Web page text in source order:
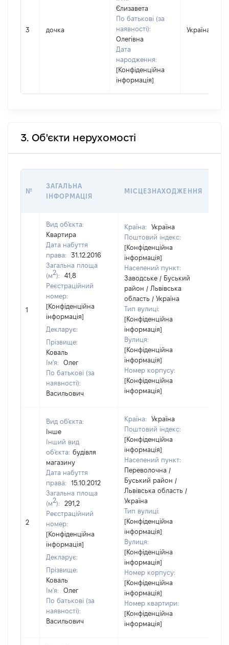
3 дочка
Єлизавета
По батькові (за
наявності):
Олегівна
Дата
народження:
[Конфіденційна
інформація]
Україна
3. Об'єкти нерухомості
№
ЗАГАЛЬНА
ІНФОРМАЦІЯ
МІСЦЕЗНАХОДЖЕННЯ
1
Вид об'єкта:
Квартира
Дата набуття
права:
31.12.2016
Загальна площа
(м2):
41,8
Реєстраційний
номер:
[Конфіденційна
інформація]
Декларує:
Прізвище:
Коваль
Ім'я:
Олег
По батькові (за
наявності):
Васильович
Країна:
Україна
Поштовий індекс:
[Конфіденційна
інформація]
Населений пункт:
Заводське / Буський
район / Львівська
область / Україна
Тип вулиці:
[Конфіденційна
інформація]
Вулиця:
[Конфіденційна
інформація]
Номер корпусу:
[Конфіденційна
інформація]
2
Вид об'єкта:
Інше
Інший вид
об'єкта: будівля
магазину
Дата набуття
права:
15.10.2012
Загальна площа
(м2):
291,2
Реєстраційний
номер:
[Конфіденційна
інформація]
Декларує:
Прізвище:
Коваль
Ім'я:
Олег
По батькові (за
наявності):
Васильович
Країна:
Україна
Поштовий індекс:
[Конфіденційна
інформація]
Населений пункт:
Переволочна /
Буський район /
Львівська область /
Україна
Тип вулиці:
[Конфіденційна
інформація]
Вулиця:
[Конфіденційна
інформація]
Номер корпусу:
[Конфіденційна
інформація]
Номер квартири:
[Конфіденційна
інформація]